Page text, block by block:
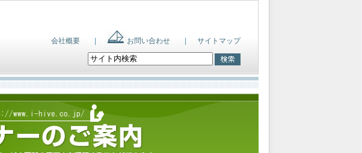
会社概要 お問い合わせ サイトマップ